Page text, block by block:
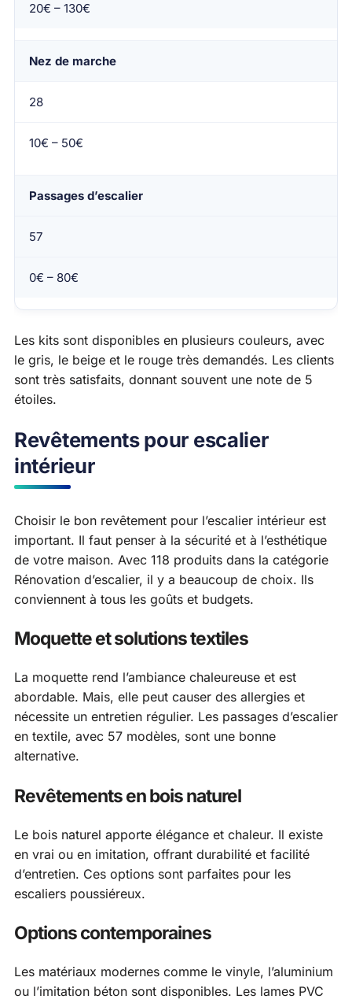
20€ – 130€
Nez de marche
28
10€ – 50€
Passages d’escalier
57
0€ – 80€
Les kits sont disponibles en plusieurs couleurs, avec
le gris, le beige et le rouge très demandés. Les clients
sont très satisfaits, donnant souvent une note de 5
étoiles.
Revêtements pour escalier
intérieur
Choisir le bon revêtement pour l’escalier intérieur est
important. Il faut penser à la sécurité et à l’esthétique
de votre maison. Avec 118 produits dans la catégorie
Rénovation d’escalier, il y a beaucoup de choix. Ils
conviennent à tous les goûts et budgets.
Moquette et solutions textiles
La moquette rend l’ambiance chaleureuse et est
abordable. Mais, elle peut causer des allergies et
nécessite un entretien régulier. Les passages d’escalier
en textile, avec 57 modèles, sont une bonne
alternative.
Revêtements en bois naturel
Le bois naturel apporte élégance et chaleur. Il existe
en vrai ou en imitation, offrant durabilité et facilité
d’entretien. Ces options sont parfaites pour les
escaliers poussiéreux.
Options contemporaines
Les matériaux modernes comme le vinyle, l’aluminium
ou l’imitation béton sont disponibles. Les lames PVC